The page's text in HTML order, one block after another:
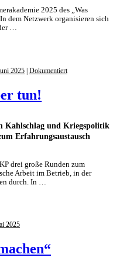
2025 des „Was
dem Netzwerk organisieren sich
…
Kahlschlag und Kriegspolitik
Erfahrungsaustausch
tun!
2025 Dokumentiert
drei große Runden zum
Arbeit im Betrieb, in der
durch. In …
2025